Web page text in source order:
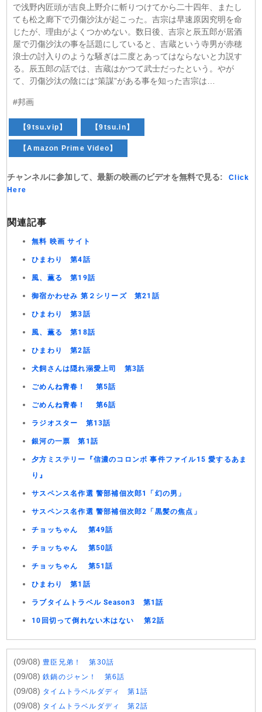
で浅野内匠頭が吉良上野介に斬りつけてから二十四年、またし
ても松之廊下で刃傷沙汰が起こった。吉宗は早速原因究明を命
じたが、理由がよくつかめない。数日後、吉宗と辰五郎が居酒
屋で刃傷沙汰の事を話題にしていると、吉蔵という寺男が赤穂
浪士の討入りのような騒ぎは二度とあってはならないと力説す
る。辰五郎の話では、吉蔵はかつて武士だったという。やが
て、刃傷沙汰の陰には“策謀”がある事を知った吉宗は…
#邦画
【9tsu.vip】 【9tsu.in】
【Amazon Prime Video】
チャンネルに参加して、最新の映画のビデオを無料で見る:
Click
Here
関連記事
無料 映画 サイト
ひまわり 第4話
風、薫る 第19話
御宿かわせみ 第２シリーズ 第21話
ひまわり 第3話
風、薫る 第18話
ひまわり 第2話
犬飼さんは隠れ溺愛上司 第3話
ごめんね青春！ 第5話
ごめんね青春！ 第6話
ラジオスター 第13話
銀河の一票 第1話
夕方ミステリー『信濃のコロンボ 事件ファイル15 愛するあま
り』
サスペンス名作選 警部補佃次郎1「幻の男」
サスペンス名作選 警部補佃次郎2「黒髪の焦点」
チョッちゃん 第49話
チョッちゃん 第50話
チョッちゃん 第51話
ひまわり 第1話
ラブタイムトラベル Season3 第1話
10回切って倒れない木はない 第2話
(09/08) 豊臣兄弟！ 第30話
(09/08)鉄鍋のジャン！ 第6話
(09/08) タイムトラベルダディ 第1話
(09/08) タイムトラベルダディ 第2話